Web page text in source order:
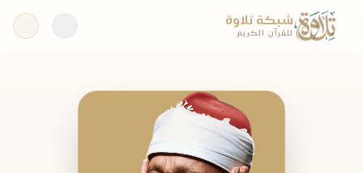
شبكة تلاوة
للقرآن الكريم